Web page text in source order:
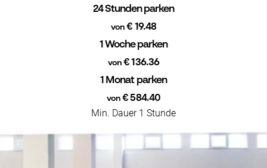
24 Stunden parken
von € 19.48
1 Woche parken
von € 136.36
1 Monat parken
von € 584.40
Min. Dauer 1 Stunde